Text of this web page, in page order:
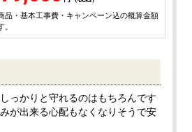
品・基本工事費・キャンペーン込の概算金額
。
っかりと守れるのはもちろんです
が出来る心配もなくなりそうで安